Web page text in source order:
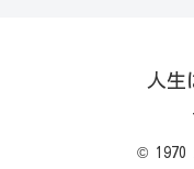
人生
© 1970